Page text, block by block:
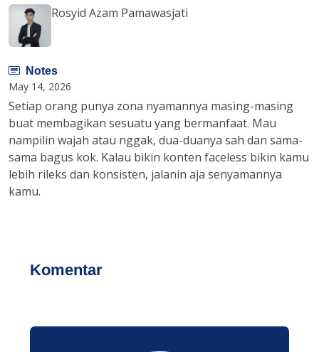
Rosyid Azam Pamawasjati
Notes
May 14, 2026
Setiap orang punya zona nyamannya masing-masing
buat membagikan sesuatu yang bermanfaat. Mau
nampilin wajah atau nggak, dua-duanya sah dan sama-
sama bagus kok. Kalau bikin konten faceless bikin kamu
lebih rileks dan konsisten, jalanin aja senyamannya
kamu.
Komentar